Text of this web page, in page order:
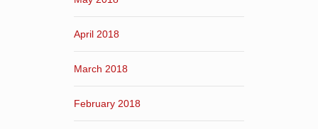
April 2018
March 2018
February 2018